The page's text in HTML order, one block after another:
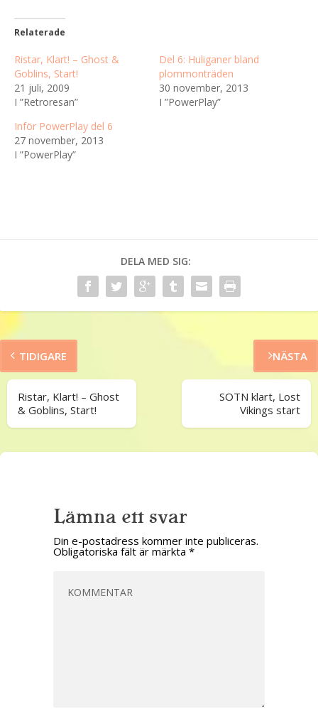
Relaterade
Ristar, Klart! – Ghost &
Goblins, Start!
21 juli, 2009
I ”Retroresan”
Del 6: Huliganer bland
plommonträden
30 november, 2013
I ”PowerPlay”
Inför PowerPlay del 6
27 november, 2013
I ”PowerPlay”
DELA MED SIG:
TIDIGARE
Ristar, Klart! – Ghost
& Goblins, Start!
NÄSTA
SOTN klart, Lost
Vikings start
Lämna ett svar
Din e-postadress kommer inte publiceras.
Obligatoriska fält är märkta *